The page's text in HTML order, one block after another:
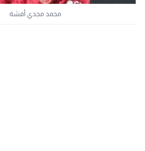
محمد مجدي أفشة